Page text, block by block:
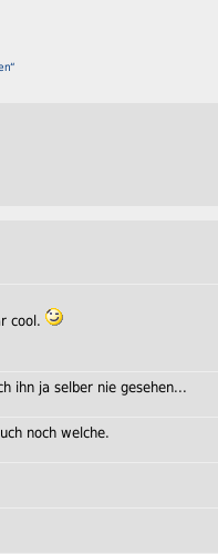
cool.
ihn ja selber nie gesehen...
noch welche.